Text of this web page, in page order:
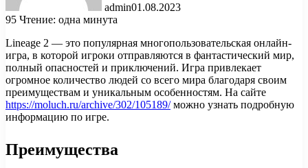
admin01.08.2023
95 Чтение: одна минута
Lineage 2 — это популярная многопользовательская онлайн-
игра, в которой игроки отправляются в фантастический мир,
полный опасностей и приключений. Игра привлекает
огромное количество людей со всего мира благодаря своим
преимуществам и уникальным особенностям. На сайте
https://moluch.ru/archive/302/105189/можно узнать подробную
информацию по игре.
Преимущества